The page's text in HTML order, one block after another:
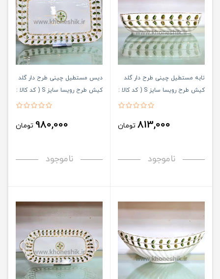
تابه مستطیل چینی طرح دار گلد
کیش طرح رویسا سایز S ( کد کالا :
813,000 تومان
ناموجود
دیس مستطیل چینی طرح دار گلد
کیش طرح رویسا سایز S ( کد کالا :
980,000 تومان
ناموجود